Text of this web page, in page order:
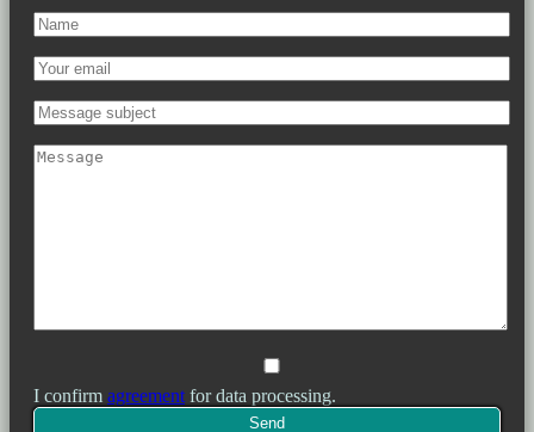
I confirm agreement for data processing.